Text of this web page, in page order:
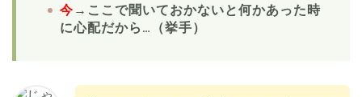
今 →ここで聞いておかないと何かあった時
に心配だから…（挙手）